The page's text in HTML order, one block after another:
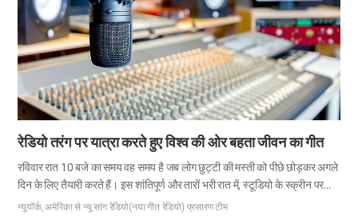
रेडियो तरंग पर यात्रा करते हुए विश्व की ओर बहता जीवन का गीत
रविवार रात 10 बजे का समय वह समय है जब लोग छुट्टी की मस्ती को पीछे छोड़कर अगले
दिन के लिए तैयारी करते हैं। इस शांतिपूर्ण और तारों भरी रात में, स्टूडियो के स्क्रीन पर
ऑन एयर की लाल बत्ती चालू है, और तीन घंटे का रेडियो प्रसारण होता है जो दुनिया को
न्यूयॉर्क, अमेरिका से न्यू सांग रेडियो(नया गीत रेडियो) प्रसारण टीम